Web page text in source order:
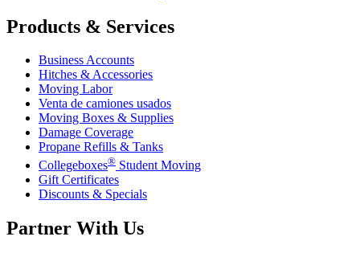
Products & Services
Business Accounts
Hitches & Accessories
Moving Labor
Venta de camiones usados
Moving Boxes & Supplies
Damage Coverage
Propane Refills & Tanks
Collegeboxes® Student Moving
Gift Certificates
Discounts & Specials
Partner With Us